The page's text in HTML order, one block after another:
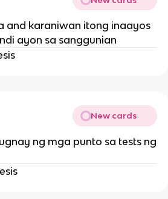
and karaniwan itong inaayos
ayon sa sanggunian
New cards
ng mga punto sa tests ng